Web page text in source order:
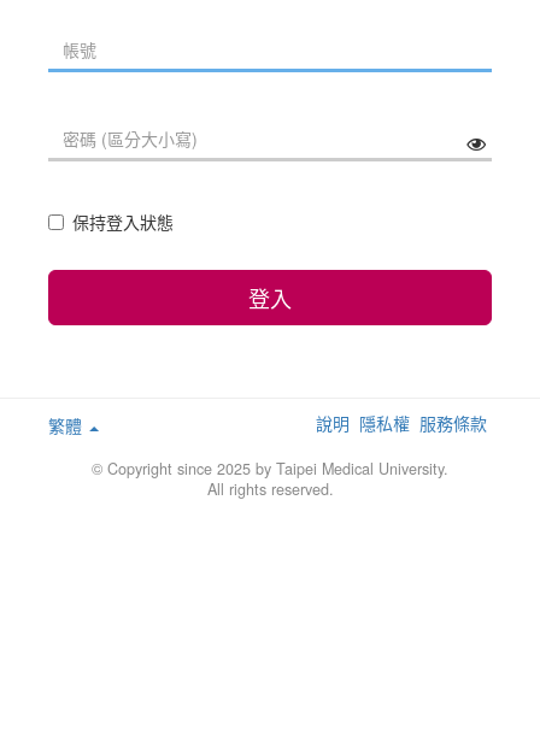
保持登入狀態
登入
繁體 說明 隱私權 服務條款
© Copyright since 2025 by Taipei Medical University.
All rights reserved.